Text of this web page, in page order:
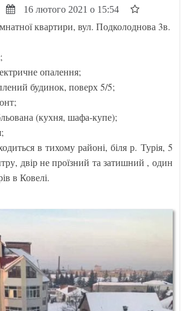
16 лютого 2021 о 15:54
квартири, вул. Подколоднова 3в.
опалення;
будинок, поверх 5/5;
(кухня, шафа-купе);
в тихому районі, біля р. Турія, 5
двір не проїзний та затишний , один
в Ковелі.